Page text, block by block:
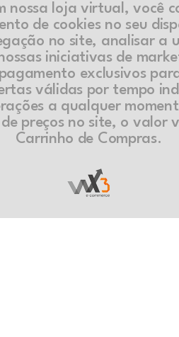
nossa loja virtual, você
de cookies no seu
no site, analisar a
iniciativas de
exclusivos
válidas por tempo
a qualquer
preços no site, o valor
Carrinho de Compras.